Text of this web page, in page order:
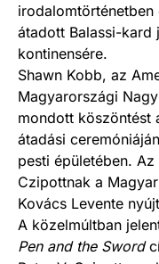
irodalomtörténetben
átadott Balassi-kard
kontinensére.
Shawn Kobb, az
Magyarországi
mondott köszöntést
átadási
pesti épületében.
Czipottnak a
Kovács Levente
A közelmúltban
Pen and the Sword